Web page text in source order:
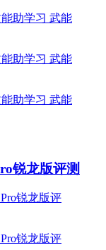
锐龙版评测